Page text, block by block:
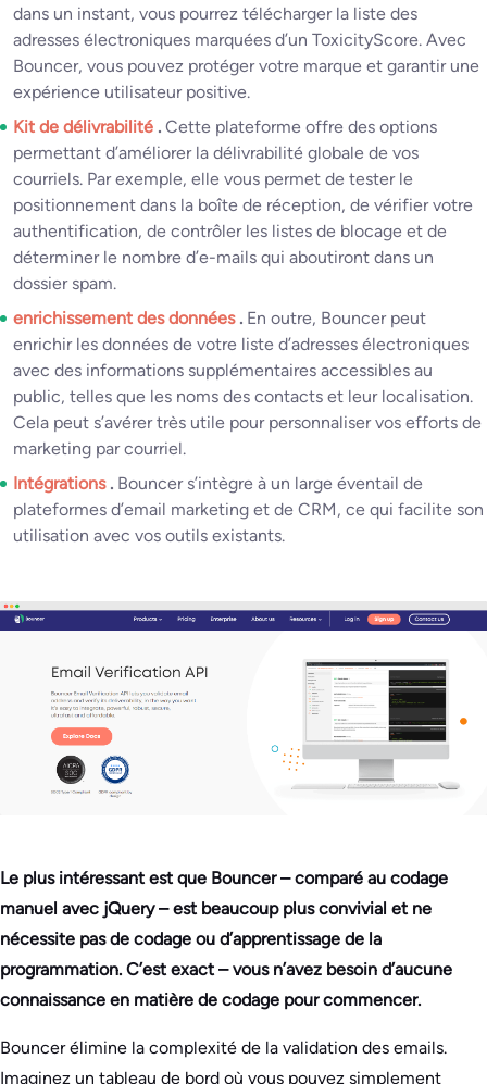
dans un instant, vous pourrez télécharger la liste des
adresses électroniques marquées d’un ToxicityScore. Avec
Bouncer, vous pouvez protéger votre marque et garantir une
expérience utilisateur positive.
Kit de délivrabilité . Cette plateforme offre des options
permettant d’améliorer la délivrabilité globale de vos
courriels. Par exemple, elle vous permet de tester le
positionnement dans la boîte de réception, de vérifier votre
authentification, de contrôler les listes de blocage et de
déterminer le nombre d’e-mails qui aboutiront dans un
dossier spam.
enrichissement des données . En outre, Bouncer peut
enrichir les données de votre liste d’adresses électroniques
avec des informations supplémentaires accessibles au
public, telles que les noms des contacts et leur localisation.
Cela peut s’avérer très utile pour personnaliser vos efforts de
marketing par courriel.
Intégrations . Bouncer s’intègre à un large éventail de
plateformes d’email marketing et de CRM, ce qui facilite son
utilisation avec vos outils existants.
Le plus intéressant est que Bouncer – comparé au codage
manuel avec jQuery – est beaucoup plus convivial et ne
nécessite pas de codage ou d’apprentissage de la
programmation. C’est exact – vous n’avez besoin d’aucune
connaissance en matière de codage pour commencer.
Bouncer élimine la complexité de la validation des emails.
Imaginez un tableau de bord où vous pouvez simplement